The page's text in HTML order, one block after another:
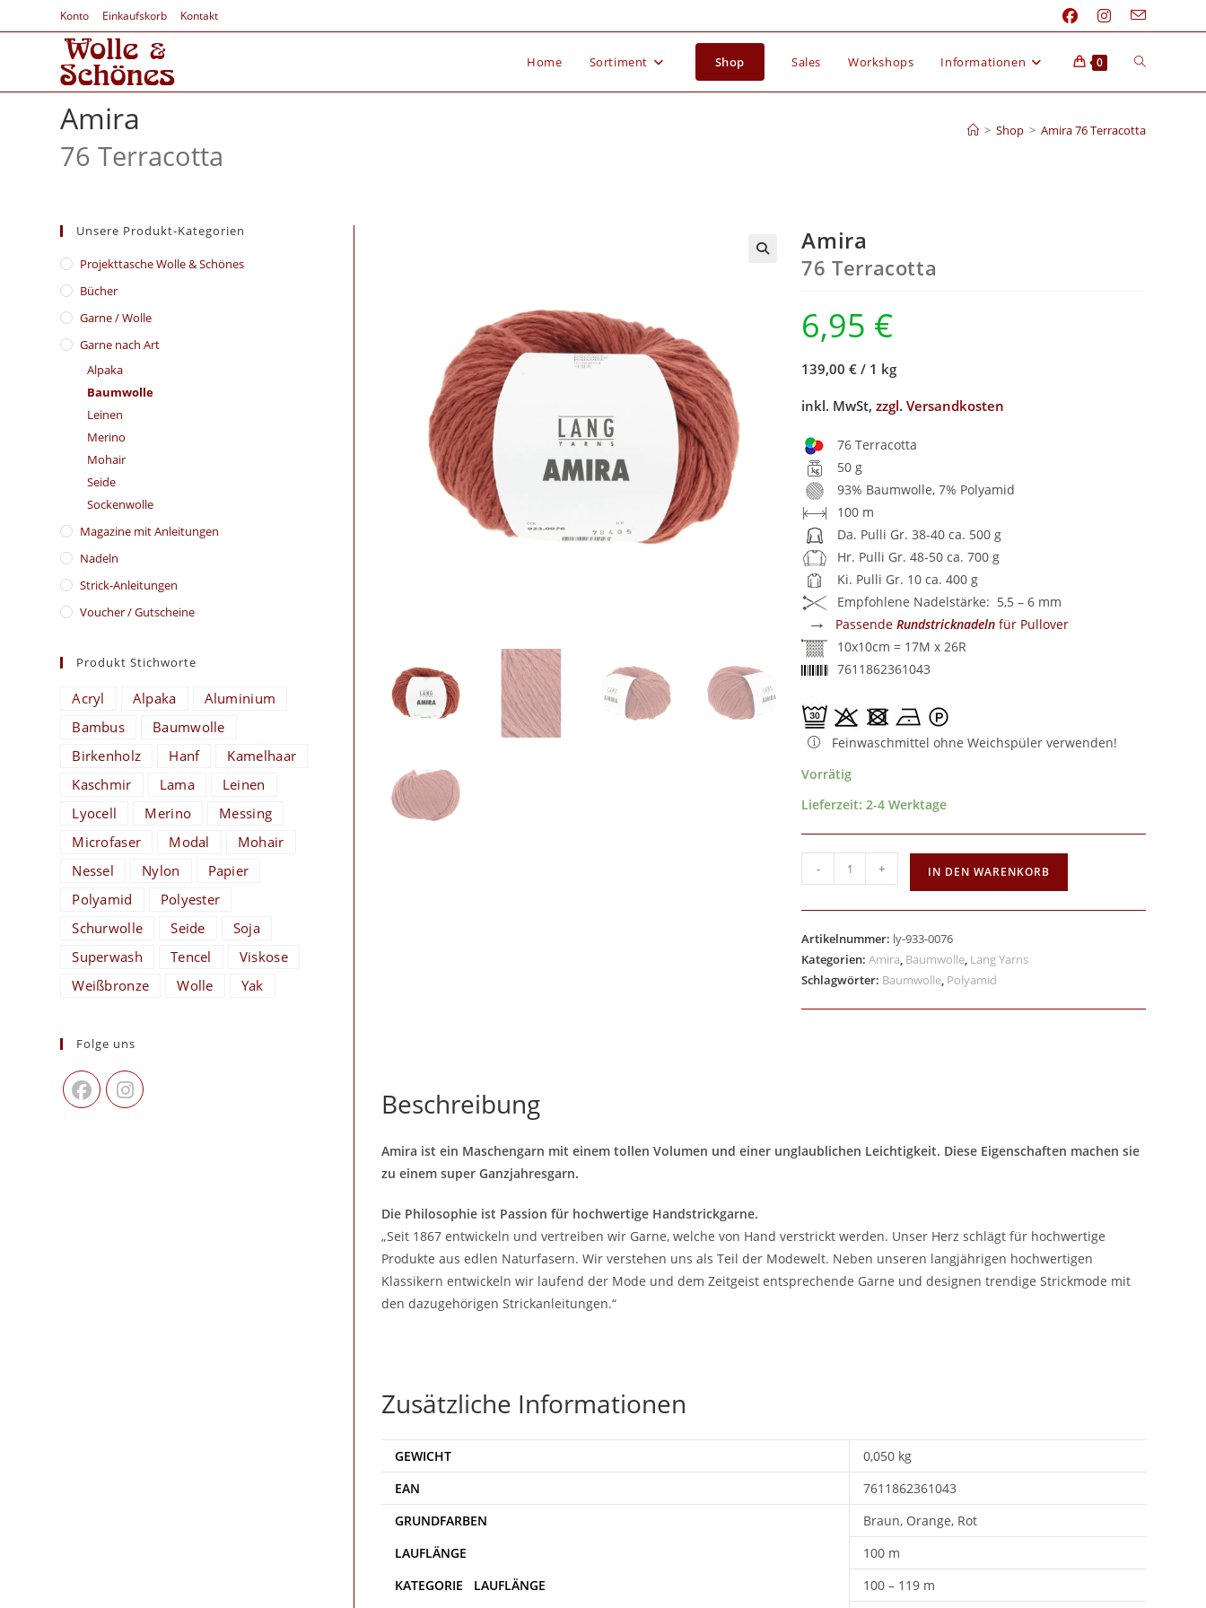
Konto Einkaufskorb Kontakt
Home Sortiment Shop Sales Workshops Informationen 0
Amira
76 Terracotta
> Shop > Amira 76 Terracotta
Amira
76 Terracotta
6,95 €
139,00 € / 1 kg
inkl. MwSt,zzgl. Versandkosten
76 Terracotta
50 g
93% Baumwolle, 7% Polyamid
100 m
Da. Pulli Gr. 38-40 ca. 500 g
Hr. Pulli Gr. 48-50 ca. 700 g
Ki. Pulli Gr. 10 ca. 400 g
Empfohlene Nadelstärke: 5,5 – 6 mm
→ PassendeRundstricknadeln für Pullover
10x10cm = 17M x 26R
7611862361043
Feinwaschmittel ohne Weichspüler verwenden!
Vorrätig
Lieferzeit:2-4 Werktage
- + IN DEN WARENKORB
Artikelnummer: ly-933-0076
Kategorien:Amira, Baumwolle, Lang Yarns
Schlagwörter: Baumwolle, Polyamid
Beschreibung
Amira ist ein Maschengarn mit einem tollen Volumen und einer unglaublichen Leichtigkeit. Diese Eigenschaften machen sie
zu einem super Ganzjahresgarn.
Die Philosophie ist Passion für hochwertige Handstrickgarne.
„Seit 1867 entwickeln und vertreiben wir Garne, welche von Hand verstrickt werden. Unser Herz schlägt für hochwertige
Produkte aus edlen Naturfasern. Wir verstehen uns als Teil der Modewelt. Neben unseren langjährigen hochwertigen
Klassikern entwickeln wir laufend der Mode und dem Zeitgeist entsprechende Garne und designen trendige Strickmode mit
den dazugehörigen Strickanleitungen.“
Zusätzliche Informationen
GEWICHT
0,050 kg
EAN
7611862361043
Braun, Orange, Rot
100 m
100 – 119 m
Unsere Produkt-Kategorien
​Projekttasche Wolle & Schönes
Bücher
Garne / Wolle
Garne nach Art
Alpaka
Baumwolle
Leinen
Merino
Mohair
Seide
Sockenwolle
Magazine mit Anleitungen
Nadeln
Strick-Anleitungen
Voucher / Gutscheine
Produkt Stichworte
Acryl Alpaka
Aluminium
Bambus
Baumwolle
Birkenholz
Hanf
Kamelhaar
Kaschmir
Lama
Leinen
Lyocell
Merino
Messing
Microfaser
Modal
Mohair
Nessel
Nylon
Papier
Polyamid
Polyester
Schurwolle
Seide
Soja
Superwash
Tencel
Viskose
Weißbronze
Wolle Yak
Folge uns